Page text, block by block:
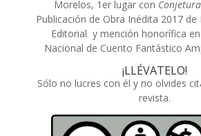
Morelos, 1er lugar con
Publicación de Obra Inédita 2017
Editorial y mención honorífica
Nacional de Cuento Fantástico
¡LLÉVATELO!
Sólo no lucres con él y no olvides
revista.